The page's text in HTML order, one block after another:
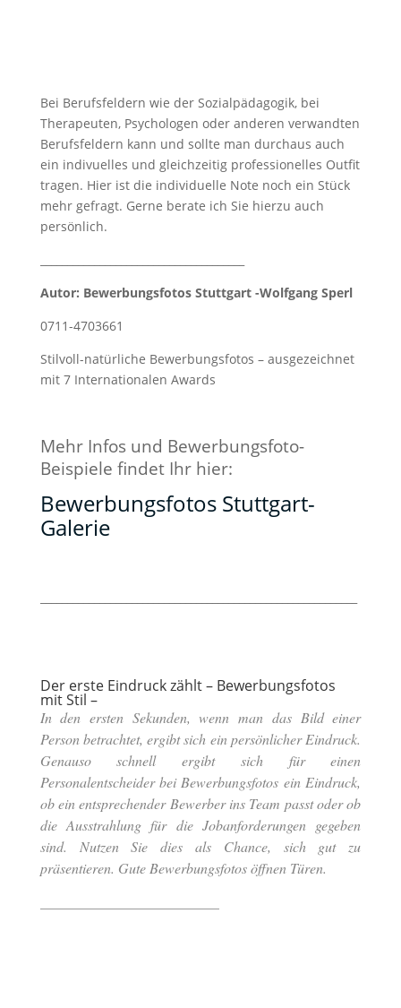
Bei Berufsfeldern wie der Sozialpädagogik, bei
Therapeuten, Psychologen oder anderen verwandten
Berufsfeldern kann und sollte man durchaus auch
ein indivuelles und gleichzeitig professionelles Outfit
tragen. Hier ist die individuelle Note noch ein Stück
mehr gefragt. Gerne berate ich Sie hierzu auch
persönlich.
Autor: Bewerbungsfotos Stuttgart -Wolfgang Sperl
0711-4703661
Stilvoll-natürliche Bewerbungsfotos – ausgezeichnet
mit 7 Internationalen Awards
Mehr Infos und Bewerbungsfoto-
Beispiele findet Ihr hier:
Bewerbungsfotos Stuttgart-
Galerie
Der erste Eindruck zählt – Bewerbungsfotos
mit Stil –
In den ersten Sekunden, wenn man das Bild einer
Person betrachtet, ergibt sich ein persönlicher Eindruck.
Genauso schnell ergibt sich für einen
Personalentscheider bei Bewerbungsfotos ein Eindruck,
ob ein entsprechender Bewerber ins Team passt oder ob
die Ausstrahlung für die Jobanforderungen gegeben
sind. Nutzen Sie dies als Chance, sich gut zu
präsentieren. Gute Bewerbungsfotos öffnen Türen.